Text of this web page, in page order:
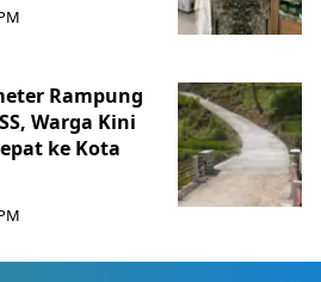
Rampung
Warga Kini
ke Kota